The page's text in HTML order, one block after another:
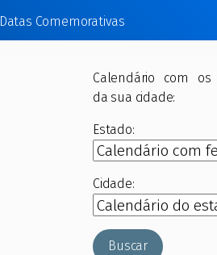
Datas Comemorativas
Calendário com os
da sua cidade:
Estado:
Cidade:
Buscar